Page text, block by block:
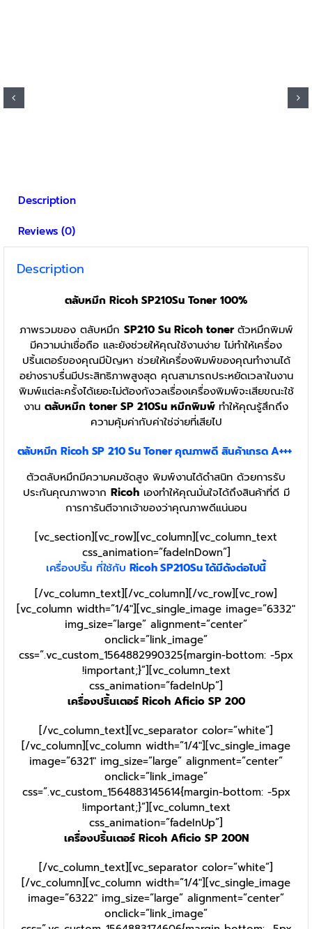
Description
Reviews (0)
Description
ตลับหมึก Ricoh SP210Su Toner100%
ภาพรวมของ ตลับหมึก SP210 SuRicoh tonerตัวหมึกพิมพ์
มีความน่าเชื่อถือ และยังช่วยให้คุณใช้งานง่าย ไม่ทำให้เครื่อง
ปริ้นเตอร์ของคุณมีปัญหา ช่วยให้เครื่องพิมพ์ของคุณทำงานได้
อย่างราบรื่นมีประสิทธิภาพสูงสุด คุณสามารถประหยัดเวลาในงาน
พิมพ์แต่ละครั้งได้เยอะไม่ต้องกังวลเรื่องเครื่องพิมพ์จะเสียขณะใช้
งาน ตลับหมึก toner SP 210Su หมึกพิมพ์ ทำให้คุณรู้สึกถึง
ความคุ้มค่ากับค่าใช่จ่ายที่เสียไป
ตลับหมึก Ricoh SP 210 Su Tonerคุณภาพดี สินค้าเกรด A+++
ตัวตลับหมึกมีความคมชัดสูง พิมพ์งานได้ดำสนิท ด้วยการรับ
ประกันคุณภาพจาก Ricohเองทำให้คุณมั่นใจได้ถึงสินค้าที่ดี มี
การการันตีจากเจ้าของว่าคุณภาพดีแน่นอน
[vc_section][vc_row][vc_column][vc_column_text
css_animation=”fadeInDown”]
เครื่องปริ้น ที่ใช้กับ Ricoh SP210Su ได้มีดังต่อไปนี้
[/vc_column_text][/vc_column][/vc_row][vc_row]
[vc_column width=”1/4″][vc_single_image image=”6332″
img_size=”large” alignment=”center”
onclick=”link_image”
css=”.vc_custom_1564882990325{margin-bottom: -5px
!important;}”][vc_column_text
css_animation=”fadeInUp”]
เครื่องปริ้นเตอร์ Ricoh Aficio SP 200
[/vc_column_text][vc_separator color=”white”]
[/vc_column][vc_column width=”1/4″][vc_single_image
image=”6321″ img_size=”large” alignment=”center”
onclick=”link_image”
css=”.vc_custom_1564883145614{margin-bottom: -5px
!important;}”][vc_column_text
css_animation=”fadeInUp”]
เครื่องปริ้นเตอร์ Ricoh Aficio SP 200N
[/vc_column_text][vc_separator color=”white”]
[/vc_column][vc_column width=”1/4″][vc_single_image
image=”6322″ img_size=”large” alignment=”center”
onclick=”link_image”